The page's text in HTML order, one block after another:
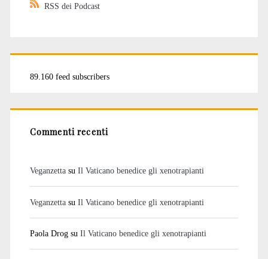
RSS dei Podcast
89.160 feed subscribers
Commenti recenti
Veganzettasu Il Vaticano benedice gli xenotrapianti
Veganzettasu Il Vaticano benedice gli xenotrapianti
Paola Drogsu Il Vaticano benedice gli xenotrapianti